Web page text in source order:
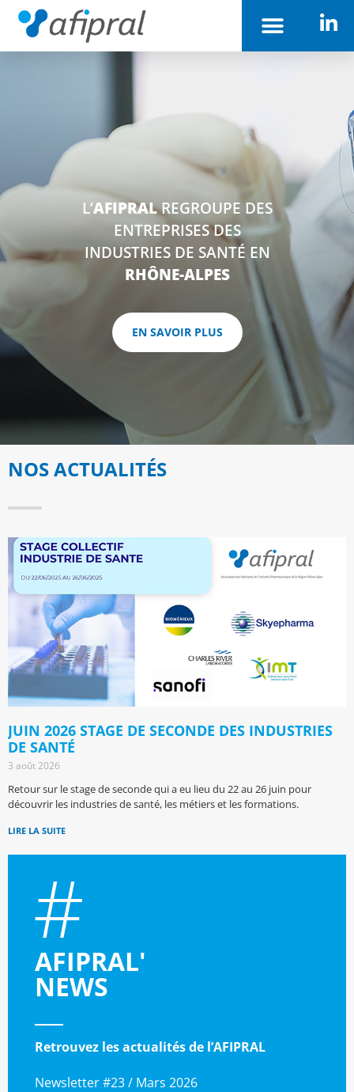
L’AFIPRALREGROUPE DES
ENTREPRISES DES
INDUSTRIES DE SANTÉ EN
RHÔNE-ALPES
EN SAVOIR PLUS
NOS ACTUALITÉS
JUIN 2026 STAGE DE SECONDE DES INDUSTRIES
DE SANTÉ
3 août 2026
Retour sur le stage de seconde qui a eu lieu du 22 au 26 juin pour
découvrir les industries de santé, les métiers et les formations.
LIRE LA SUITE
AFIPRAL'
NEWS
Retrouvez les actualités de l’AFIPRAL
Newsletter #23 / Mars 2026